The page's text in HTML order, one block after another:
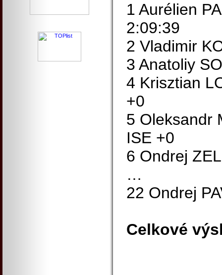
1 Aurélien
2:09:39
2 Vladimir
3 Anatoliy
4 Krisztian
+0
5 Oleksandr
ISE +0
6 Ondrej
…
22 Ondrej
Celkové